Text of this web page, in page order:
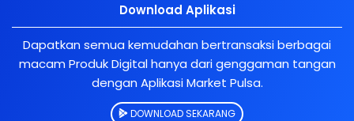
Download Aplikasi
Dapatkan semua kemudahan bertransaksi berbagai
macam Produk Digital hanya dari genggaman tangan
dengan Aplikasi Market Pulsa.
DOWNLOAD SEKARANG